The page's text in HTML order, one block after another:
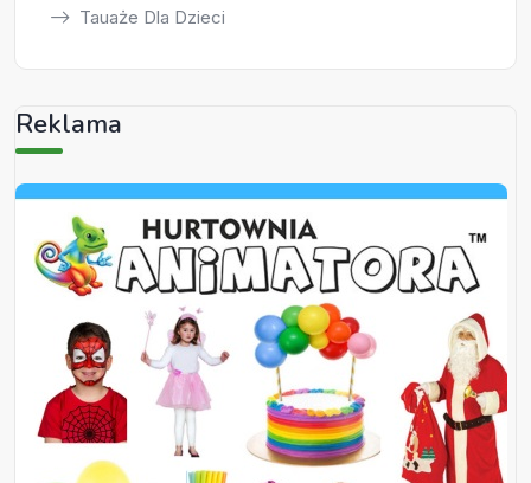
Tauaże Dla Dzieci
Reklama